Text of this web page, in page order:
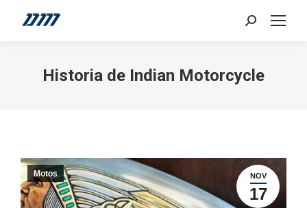
Search:
Historia de Indian Motorcycle
NOV
17
Motos